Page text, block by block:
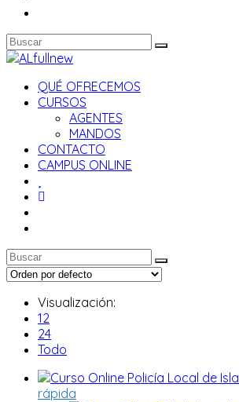
QUÉ OFRECEMOS
CURSOS
AGENTES
MANDOS
CONTACTO
CAMPUS ONLINE
Visualización:
12
24
Todo
rápida